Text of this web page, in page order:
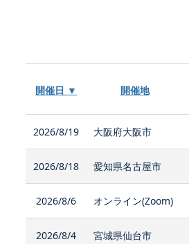
開催日 ▼ 開催地
2026/8/19 大阪府大阪市
2026/8/18 愛知県名古屋市
2026/8/6 オンライン(Zoom)
2026/8/4 宮城県仙台市